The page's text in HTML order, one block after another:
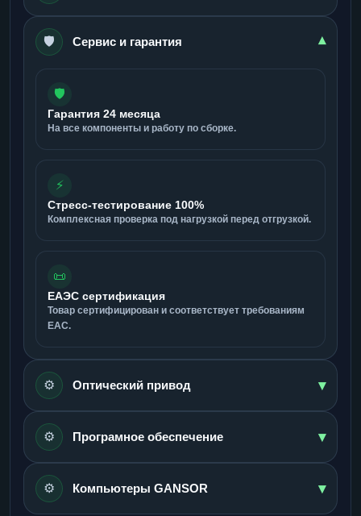
🛡️ Сервис и гарантия ▾
🛡️
Гарантия 24 месяца
На все компоненты и работу по сборке.
⚡
Стресс-тестирование 100%
Комплексная проверка под нагрузкой перед отгрузкой.
📜
ЕАЭС сертификация
Товар сертифицирован и соответствует требованиям
ЕАС.
⚙️ Оптический привод ▾
⚙️ Програмное обеспечение ▾
⚙️ Компьютеры GANSOR ▾